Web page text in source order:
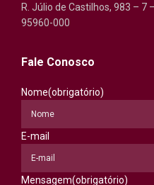
R. Júlio de Castilhos, 983 – 7
95960-000
Fale Conosco
Nome(obrigatório)
E-mail
Mensagem(obrigatório)